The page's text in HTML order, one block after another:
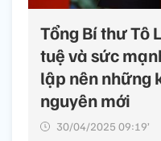
Tổng Bí thư Tô
tuệ và sức
lập nên những
nguyên mới
30/04/2025 09:19’